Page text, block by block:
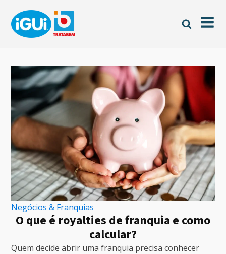
Negócios & Franquias
O que é royalties de franquia e como
calcular?
Quem decide abrir uma franquia precisa conhecer